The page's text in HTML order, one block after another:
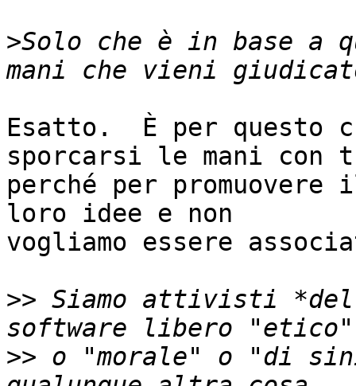
>Solo che è in base
Esatto.  È per questo
sporcarsi le mani
perché per
loro idee e non
vogliamo essere
>> Siamo attivisti *del
>> o "morale" o "di